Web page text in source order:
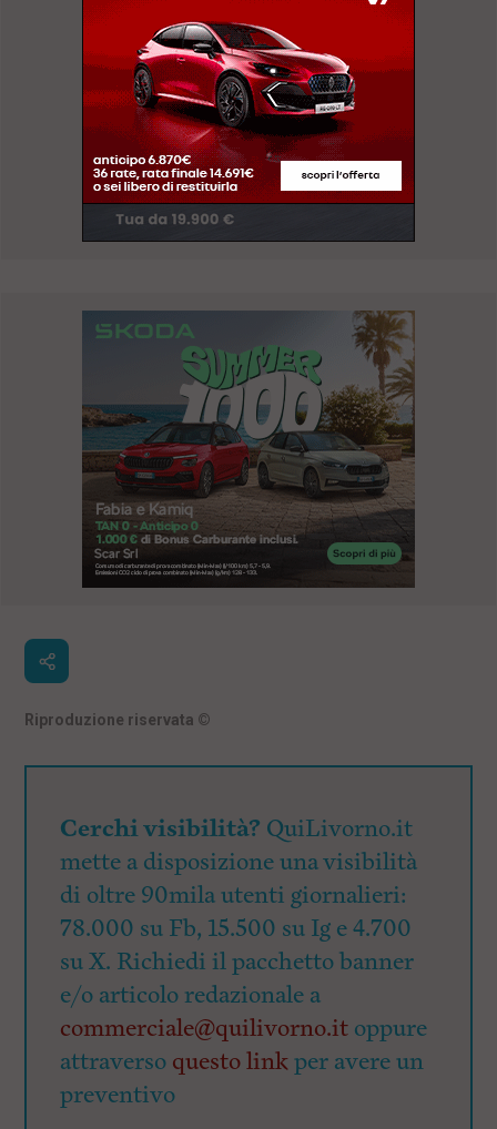
Riproduzione riservata ©
Cerchi visibilità? QuiLivorno.it
mette a disposizione una visibilità
di oltre 90mila utenti giornalieri:
78.000 su Fb, 15.500 su Ig e 4.700
su X. Richiedi il pacchetto banner
e/o articolo redazionale a
commerciale@quilivorno.it oppure
attraverso questo linkper avere un
preventivo